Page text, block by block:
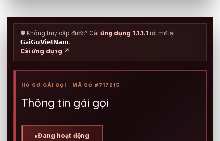
🛡️ Không truy cập được? Cài ứng dụng 1.1.1.1 rồi mở lại
𝗚𝗮𝗶𝗚𝘂𝗩𝗶𝗲𝘁𝗡𝗮𝗺.
Cài ứng dụng ↗
HỒ SƠ GÁI GỌI · MÃ SỐ #717215
Thông tin gái gọi
●Đang hoạt động